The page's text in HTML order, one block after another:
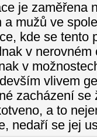
je zaměřena
a mužů ve
kde se tento
v nerovném
v
vlivem
zacházení se
a to
nedaří se jej